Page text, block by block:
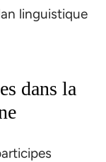
linguistique
dans la